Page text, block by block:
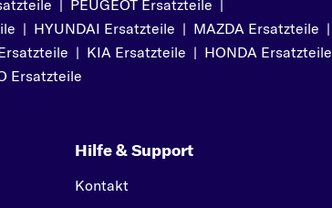
PEUGEOT
PORSCHE
R
SKODA
| PEUGEOT Ersatzteile |
| HYUNDAI Ersatzteile | MAZDA Ersatzteile |
| KIA Ersatzteile | HONDA Ersatzteile
Ersatzteile
Hilfe & Support
Kontakt